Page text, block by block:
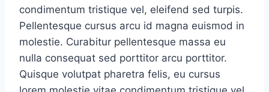
condimentum tristique vel, eleifend sed turpis.
Pellentesque cursus arcu id magna euismod in
molestie. Curabitur pellentesque massa eu
nulla consequat sed porttitor arcu porttitor.
Quisque volutpat pharetra felis, eu cursus